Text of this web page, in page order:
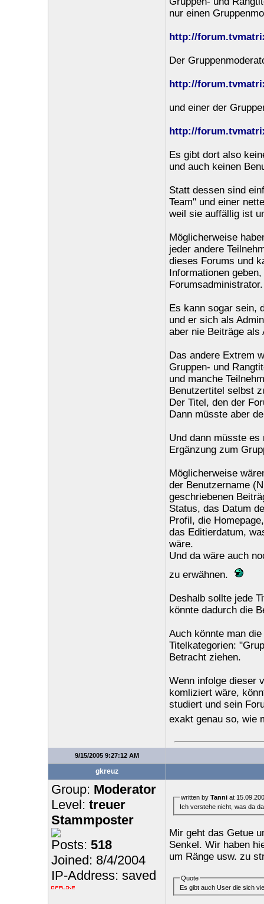
nur einen
http://
Der
http://
und einer der
http://
Es gibt dort also
und auch keinen
Statt dessen sind
Team" und einer
weil sie auffällig ist
Möglicherweise
jeder andere
dieses Forums und
Informationen
Forumsadministrator.
Es kann sogar sein,
und er sich als
aber nie Beiträge
Das andere Extrem
Gruppen- und
und manche
Benutzertitel selbst
Der Titel, den der
Dann müsste aber
Und dann müsste
Ergänzung zum
Möglicherweise
der Benutzername
geschriebenen
Status, das Datum
Profil, die
das Editierdatum,
wäre.
Und da wäre auch
zu erwähnen.
Deshalb sollte jede
könnte dadurch die
Auch könnte man
Titelkategorien:
Betracht ziehen.
Wenn infolge dieser
komliziert wäre,
studiert und sein
exakt genau so, wie
9/15/2005 9:27:12 AM
gkreuz
Group: Moderator
Level: treuer
Stammposter
Posts: 518
Joined: 8/4/2004
IP-Address: saved
written by Tanniat
Ich verstehe nicht, was da
Mir geht das Getue
Senkel. Wir haben
um Ränge usw. zu
Quote
Es gibt auch User die sich